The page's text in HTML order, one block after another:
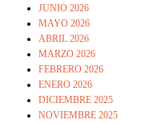
JUNIO 2026
MAYO 2026
ABRIL 2026
MARZO 2026
FEBRERO 2026
ENERO 2026
DICIEMBRE 2025
NOVIEMBRE 2025